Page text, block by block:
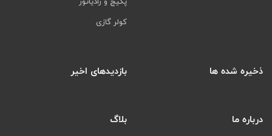
کولر گازی
ذخیره شده ها بازدیدهای اخیر
درباره ما بلاگ